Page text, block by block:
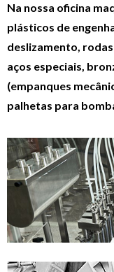
Na nossa oficina
plásticos de
deslizamento,
aços especiais,
(empanques
palhetas para